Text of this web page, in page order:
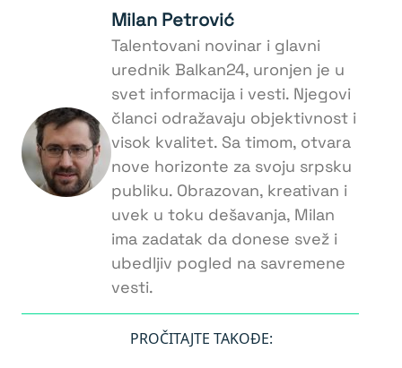
Milan Petrović
Talentovani novinar i glavni
urednik Balkan24, uronjen je u
svet informacija i vesti. Njegovi
članci odražavaju objektivnost i
visok kvalitet. Sa timom, otvara
nove horizonte za svoju srpsku
publiku. Obrazovan, kreativan i
uvek u toku dešavanja, Milan
ima zadatak da donese svež i
ubedljiv pogled na savremene
vesti.
PROČITAJTE TAKOĐE: